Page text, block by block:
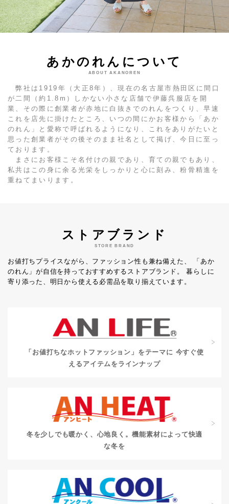
あかのれんについて
ABOUT AKANOREN
弊社は1919年（大正8年）、現在の名古屋市熱田区に間口
が二間（約1.8m）しかない小さな店舗で伊藤呉服店を開
業、その際に創業者が赤地に白抜きでのれんをつくり、早速
これを店先に掛けたところ、いつの間にかお客様から「あか
のれん」と愛称で呼ばれるようになり、これをありがたいと
思った創業者がその後そのまま社名として掲げ、今日に至っ
ております。
まさにお客様こそ名付けの親であり、育ての親でもあり、
私共はこの身に余る光栄をしっかりと心に刻み、粉骨精進を
重ねてまいります。
ストアブランド
STORE BRAND
お値打ちプライスながら、ファッション性も兼ね備えた、
「あか
のれん」が自信を持っておすすめするストアブランド。
暮らしに
寄り添った、明日から使える必需品を取り揃えています。
「お値打ちなホットファッション」をテーマに 今すぐ使
えるアイテムをラインナップ
冬を少しでも暖かく、心地良く。機能素材によって快適
な冬を